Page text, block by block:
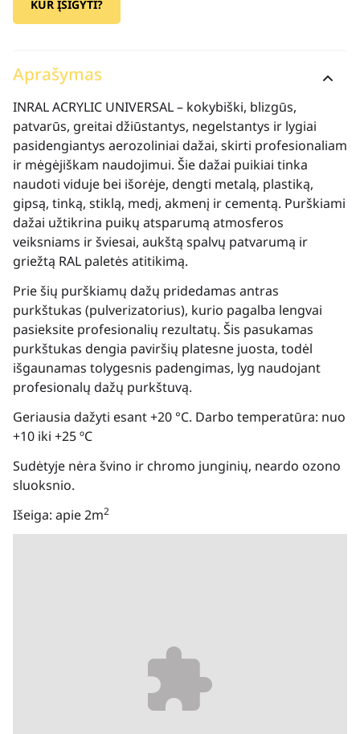
KUR ĮSIGYTI?
Aprašymas
INRAL ACRYLIC UNIVERSAL – kokybiški, blizgūs,
patvarūs, greitai džiūstantys, negelstantys ir lygiai
pasidengiantys aerozoliniai dažai, skirti profesionaliam
ir mėgėjiškam naudojimui. Šie dažai puikiai tinka
naudoti viduje bei išorėje, dengti metalą, plastiką,
gipsą, tinką, stiklą, medį, akmenį ir cementą. Purškiami
dažai užtikrina puikų atsparumą atmosferos
veiksniams ir šviesai, aukštą spalvų patvarumą ir
griežtą RAL paletės atitikimą.
Prie šių purškiamų dažų pridedamas antras
purkštukas (pulverizatorius), kurio pagalba lengvai
pasieksite profesionalių rezultatų. Šis pasukamas
purkštukas dengia paviršių platesne juosta, todėl
išgaunamas tolygesnis padengimas, lyg naudojant
profesionalų dažų purkštuvą.
Geriausia dažyti esant +20 °C. Darbo temperatūra: nuo
+10 iki +25 ºC
Sudėtyje nėra švino ir chromo junginių, neardo ozono
sluoksnio.
Išeiga: apie 2m2